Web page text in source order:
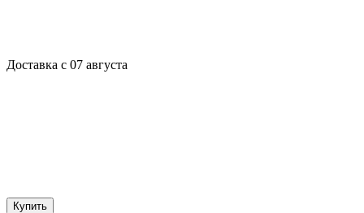
Доставка с 07 августа
Купить